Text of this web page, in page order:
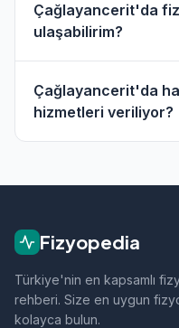
tedavi hizmeti
bulunmaktadır.
bu fizyoterapistleri
Çağlayancerit'da
ulaşabilirim?
sayfasından telefon
doğrudan iletişime
Çağlayancerit'da
hizmetleri veriliyor?
Fizyopedia
Türkiye'nin en kapsamlı
rehberi. Size en uygun
kolayca bulun.